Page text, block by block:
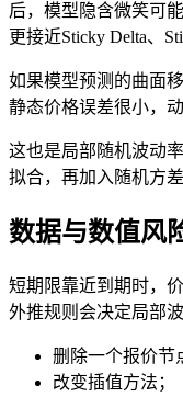
后，模型隐含微笑可
更接近Sticky Delta、
如果模型预测的曲面
静态价格误差很小，
这也是局部随机波动
拟合，再加入随机方差
数据与数值风
短期限靠近到期时，
外推规则会决定局部
删除一个报价节
改变插值方法；